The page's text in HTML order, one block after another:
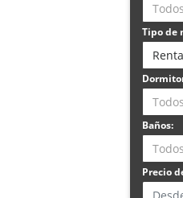
Todos
Tipo de
Renta
Todos
Baños:
Todos
Precio